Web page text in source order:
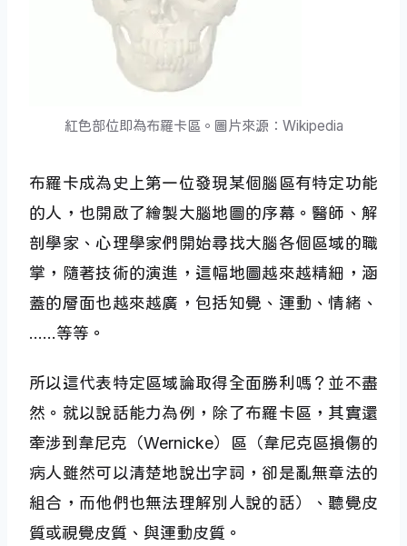
紅色部位即為布羅卡區。圖片來源：Wikipedia
布羅卡成為史上第一位發現某個腦區有特定功能
的人，也開啟了繪製大腦地圖的序幕。醫師、解
剖學家、心理學家們開始尋找大腦各個區域的職
掌，隨著技術的演進，這幅地圖越來越精細，涵
蓋的層面也越來越廣，包括知覺、運動、情緒、
……等等。
所以這代表特定區域論取得全面勝利嗎？並不盡
然。就以說話能力為例，除了布羅卡區，其實還
牽涉到韋尼克（Wernicke）區（韋尼克區損傷的
病人雖然可以清楚地說出字詞，卻是亂無章法的
組合，而他們也無法理解別人說的話）、聽覺皮
質或視覺皮質、與運動皮質。